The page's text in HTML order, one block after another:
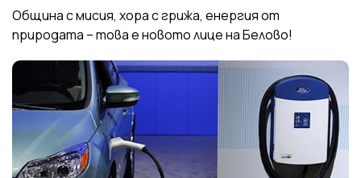
Община с мисия, хора с грижа, енергия от
природата – това е новото лице на Белово!